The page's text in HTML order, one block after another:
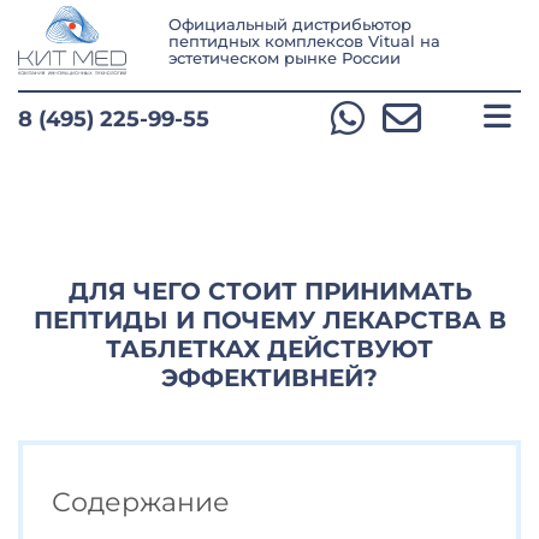
Официальный дистрибьютор
пептидных комплексов Vitual на
эстетическом рынке России
8 (495) 225-99-55
ДЛЯ ЧЕГО СТОИТ ПРИНИМАТЬ
ПЕПТИДЫ И ПОЧЕМУ ЛЕКАРСТВА В
ТАБЛЕТКАХ ДЕЙСТВУЮТ
ЭФФЕКТИВНЕЙ?
Содержание